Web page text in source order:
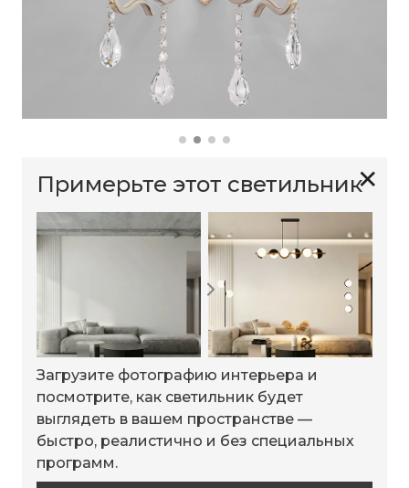
✕
Примерьте этот светильник
Загрузите фотографию интерьера и
посмотрите, как светильник будет
выглядеть в вашем пространстве —
быстро, реалистично и без специальных
программ.